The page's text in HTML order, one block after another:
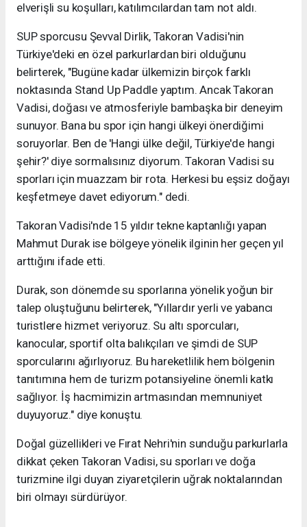
elverişli su koşulları, katılımcılardan tam not aldı.
SUP sporcusu Şevval Dirlik, Takoran Vadisi'nin
Türkiye'deki en özel parkurlardan biri olduğunu
belirterek, "Bugüne kadar ülkemizin birçok farklı
noktasında Stand Up Paddle yaptım. Ancak Takoran
Vadisi, doğası ve atmosferiyle bambaşka bir deneyim
sunuyor. Bana bu spor için hangi ülkeyi önerdiğimi
soruyorlar. Ben de 'Hangi ülke değil, Türkiye'de hangi
şehir?' diye sormalısınız diyorum. Takoran Vadisi su
sporları için muazzam bir rota. Herkesi bu eşsiz doğayı
keşfetmeye davet ediyorum." dedi.
Takoran Vadisi'nde 15 yıldır tekne kaptanlığı yapan
Mahmut Durak ise bölgeye yönelik ilginin her geçen yıl
arttığını ifade etti.
Durak, son dönemde su sporlarına yönelik yoğun bir
talep oluştuğunu belirterek, "Yıllardır yerli ve yabancı
turistlere hizmet veriyoruz. Su altı sporcuları,
kanocular, sportif olta balıkçıları ve şimdi de SUP
sporcularını ağırlıyoruz. Bu hareketlilik hem bölgenin
tanıtımına hem de turizm potansiyeline önemli katkı
sağlıyor. İş hacmimizin artmasından memnuniyet
duyuyoruz." diye konuştu.
Doğal güzellikleri ve Fırat Nehri'nin sunduğu parkurlarla
dikkat çeken Takoran Vadisi, su sporları ve doğa
turizmine ilgi duyan ziyaretçilerin uğrak noktalarından
biri olmayı sürdürüyor.